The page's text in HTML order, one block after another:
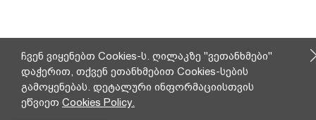
ჩვენ ვიყენებთ Cookies-ს. ღილაკზე "ვეთანხმები"
დაჭერით, თქვენ ეთანხმებით Cookies-სების
გამოყენებას. დეტალური ინფორმაციისთვის
ეწვიეთ Cookies Policy.